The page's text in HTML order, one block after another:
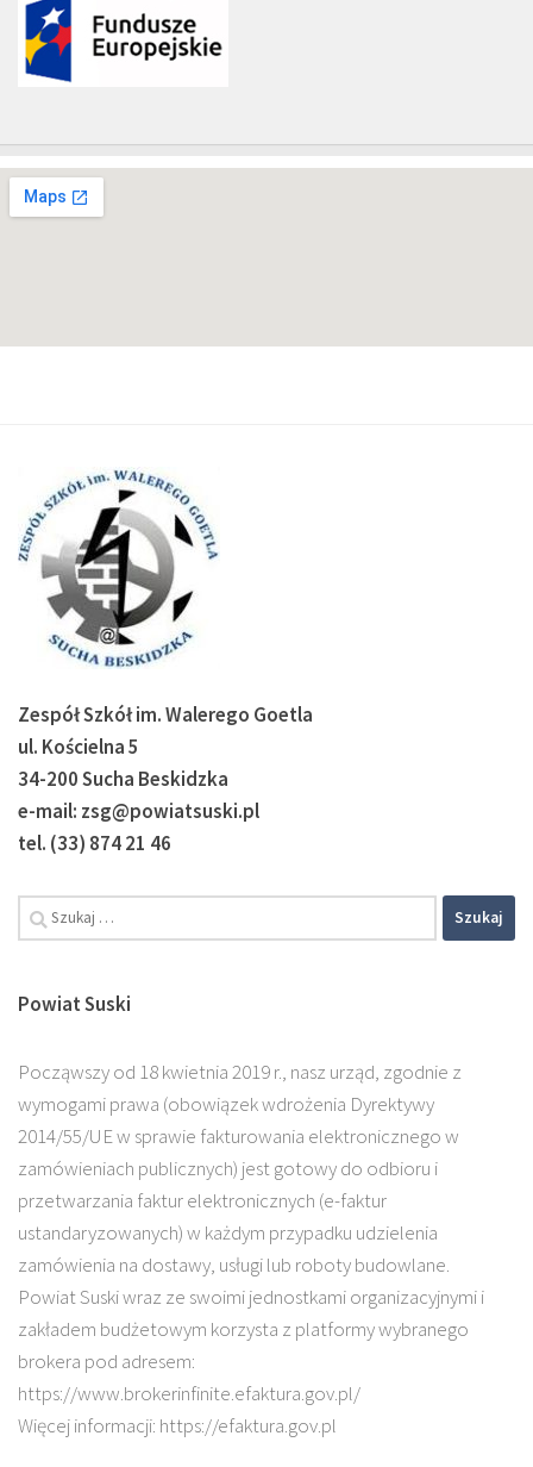
Zespół Szkół im. Walerego Goetla
ul. Kościelna 5
34-200 Sucha Beskidzka
e-mail: zsg@powiatsuski.pl
tel. (33) 874 21 46
Szukaj:
Powiat Suski
Począwszy od 18 kwietnia 2019 r., nasz urząd, zgodnie z
wymogami prawa (obowiązek wdrożenia Dyrektywy
2014/55/UE w sprawie fakturowania elektronicznego w
zamówieniach publicznych) jest gotowy do odbioru i
przetwarzania faktur elektronicznych (e-faktur
ustandaryzowanych) w każdym przypadku udzielenia
zamówienia na dostawy, usługi lub roboty budowlane.
Powiat Suski wraz ze swoimi jednostkami organizacyjnymi i
zakładem budżetowym korzysta z platformy wybranego
brokera pod adresem:
https://www.brokerinfinite.efaktura.gov.pl/
Więcej informacji: https://efaktura.gov.pl